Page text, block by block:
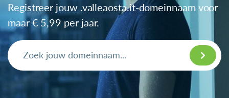
Registreer jouw .valleaosta.it-domeinnaam voor
maar € 5,99 per jaar.